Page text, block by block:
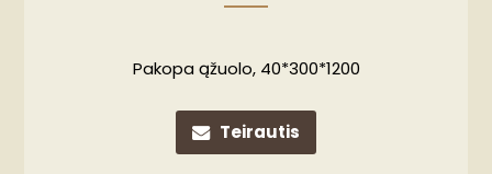
Pakopa ąžuolo, 40*300*1200
Teirautis